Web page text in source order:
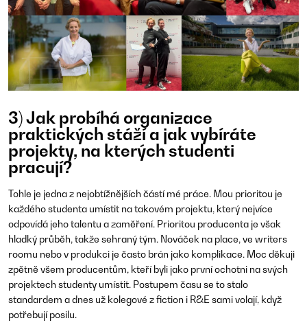
3) Jak probíhá organizace
praktických stáží a jak vybíráte
projekty, na kterých studenti
pracují?
Tohle je jedna z nejobtížnějších částí mé práce. Mou prioritou je
každého studenta umístit na takovém projektu, který nejvíce
odpovídá jeho talentu a zaměření. Prioritou producenta je však
hladký průběh, takže sehraný tým. Nováček na place, ve writers
roomu nebo v produkci je často brán jako komplikace. Moc děkuji
zpětně všem producentům, kteří byli jako první ochotni na svých
projektech studenty umístit. Postupem času se to stalo
standardem a dnes už kolegové z fiction i R&E sami volají, když
potřebují posilu.